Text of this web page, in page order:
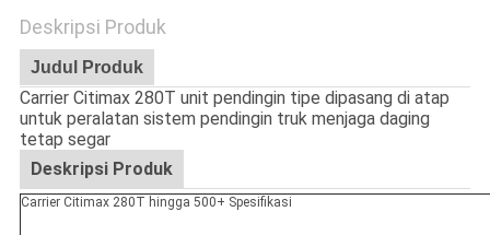
Deskripsi Produk
Judul Produk
Carrier Citimax 280T unit pendingin tipe dipasang di atap
untuk peralatan sistem pendingin truk menjaga daging
tetap segar
Deskripsi Produk
Carrier Citimax 280T hingga 500+ Spesifikasi